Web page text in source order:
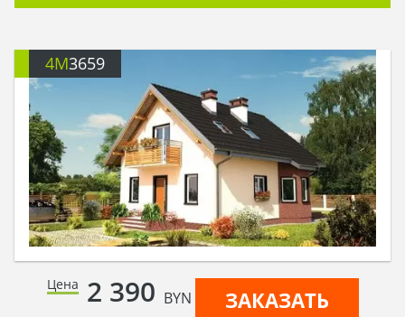
4M3659
Цена 2 390 BYN
ЗАКАЗАТЬ